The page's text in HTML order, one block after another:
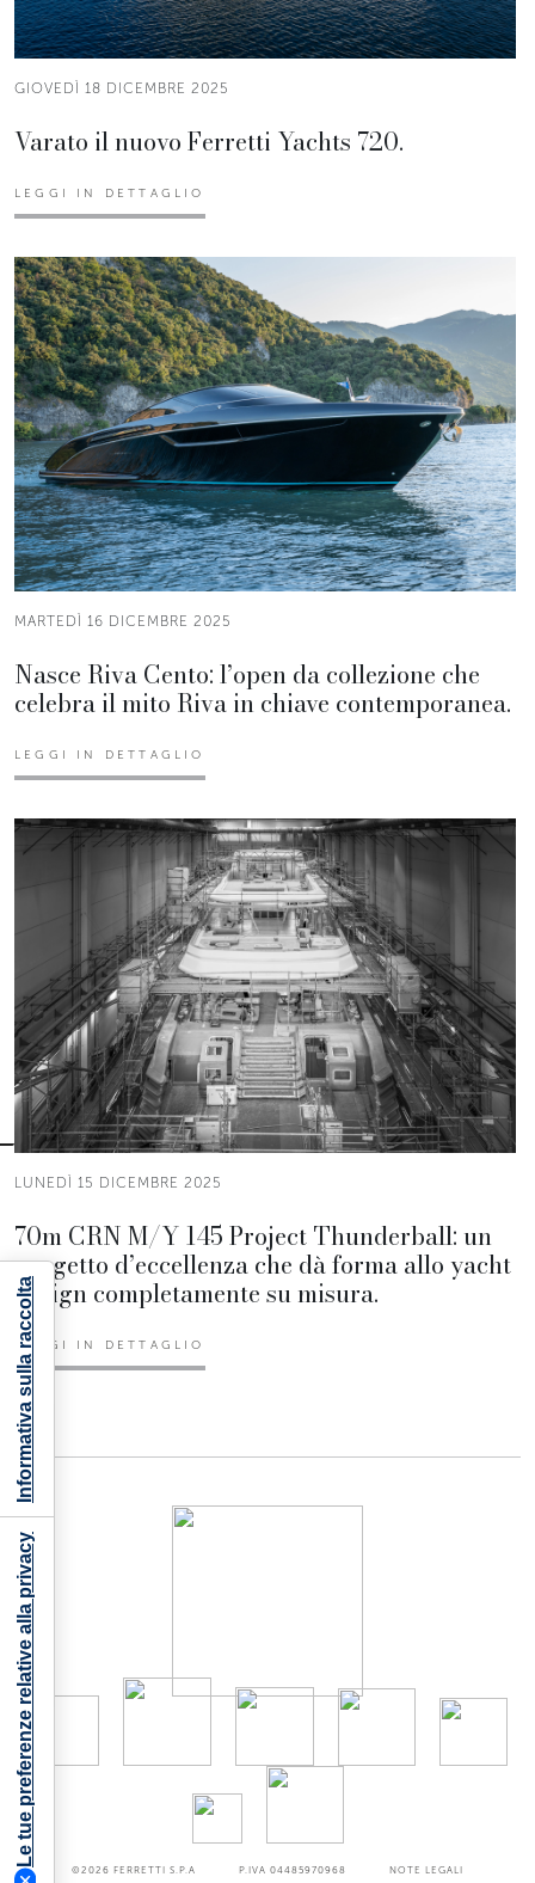
GIOVEDÌ 18 DICEMBRE 2025
Varato il nuovo Ferretti Yachts 720.
LEGGI IN DETTAGLIO
MARTEDÌ 16 DICEMBRE 2025
Nasce Riva Cento: l’open da collezione che
celebra il mito Riva in chiave contemporanea.
LEGGI IN DETTAGLIO
LUNEDÌ 15 DICEMBRE 2025
70m CRN M/Y 145 Project Thunderball: un
progetto d’eccellenza che dà forma allo yacht
design completamente su misura.
LEGGI IN DETTAGLIO
©2026 FERRETTI S.P.A P.IVA 04485970968 NOTE LEGALI
Le tue preferenze relative alla privacy
Informativa sulla raccolta